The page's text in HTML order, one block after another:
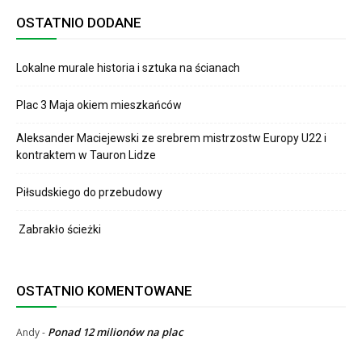
OSTATNIO DODANE
Lokalne murale historia i sztuka na ścianach
Plac 3 Maja okiem mieszkańców
Aleksander Maciejewski ze srebrem mistrzostw Europy U22 i
kontraktem w Tauron Lidze
Piłsudskiego do przebudowy
Zabrakło ścieżki
OSTATNIO KOMENTOWANE
Andy- Ponad 12 milionów na plac